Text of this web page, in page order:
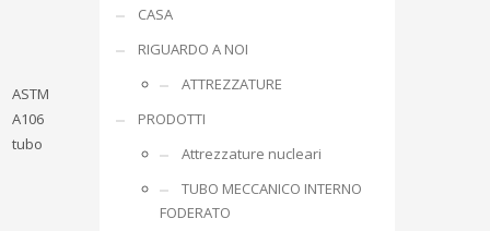
ASTM
A106
tubo
CASA
RIGUARDO A NOI
ATTREZZATURE
PRODOTTI
Attrezzature nucleari
TUBO MECCANICO INTERNO
FODERATO